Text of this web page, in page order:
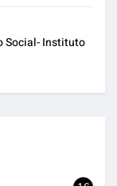
Social- Instituto